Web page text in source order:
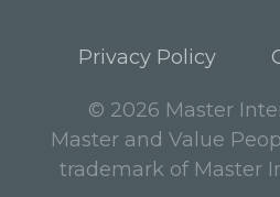
Privacy Policy
© 2026 Master
Master and Value
trademark of Master